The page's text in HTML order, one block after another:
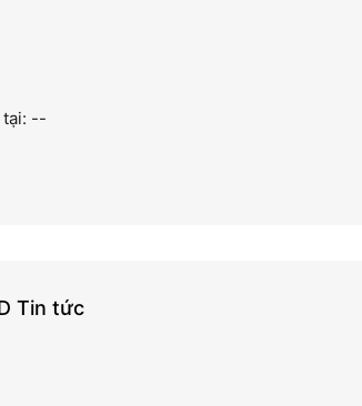
tại: --
Tin tức